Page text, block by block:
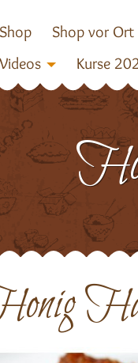
Shop Shop vor Ort
Videos
Kurse